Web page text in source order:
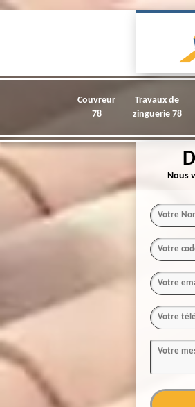
Couvreur
78
Travaux de
zinguerie 78
Nous